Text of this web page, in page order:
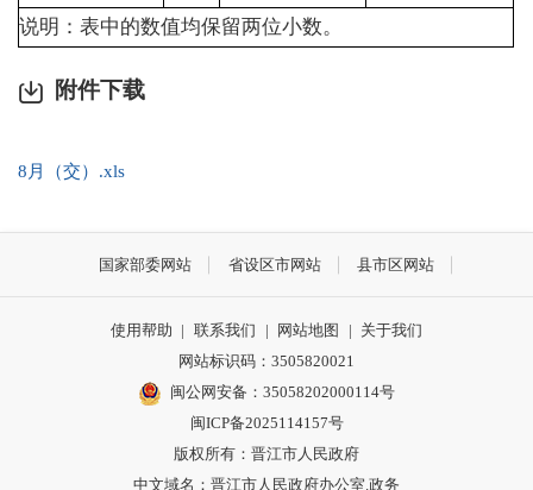
说明：表中的数值均保留两位小数。
附件下载
8月（交）.xls
国家部委网站 省设区市网站 县市区网站
使用帮助 | 联系我们 | 网站地图 | 关于我们
网站标识码：3505820021
闽公网安备：35058202000114号
闽ICP备2025114157号
版权所有：晋江市人民政府
中文域名：晋江市人民政府办公室.政务